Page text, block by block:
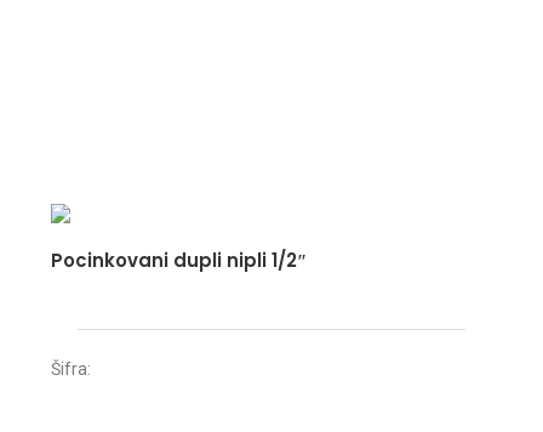
Pocinkovani dupli nipli 1/2″
Šifra: